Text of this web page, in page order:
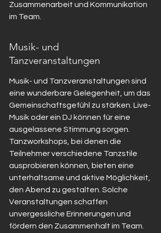
Zusammenarbeit und Kommunikation
im Team.
Musik- und
Tanzveranstaltungen
Musik- und Tanzveranstaltungen sind
eine wunderbare Gelegenheit, um das
Gemeinschaftsgefühl zu stärken. Live-
Musik oder ein DJ können für eine
ausgelassene Stimmung sorgen.
Tanzworkshops, bei denen die
Teilnehmer verschiedene Tanzstile
ausprobieren können, bieten eine
unterhaltsame und aktive Möglichkeit,
den Abend zu gestalten. Solche
Veranstaltungen schaffen
unvergessliche Erinnerungen und
fördern den Zusammenhalt im Team.